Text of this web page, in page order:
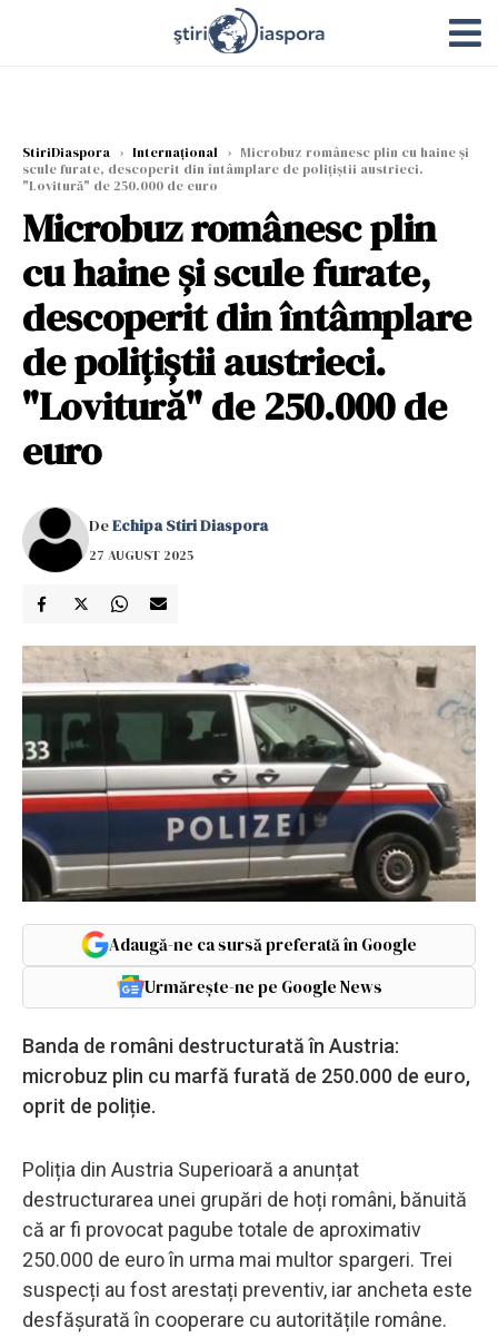
StiriDiaspora › Internațional › Microbuz românesc plin cu haine și
scule furate, descoperit din întâmplare de polițiștii austrieci.
"Lovitură" de 250.000 de euro
Microbuz românesc plin
cu haine și scule furate,
descoperit din întâmplare
de polițiștii austrieci.
"Lovitură" de 250.000 de
euro
DeEchipa Stiri Diaspora
27 AUGUST 2025
Adaugă-ne ca sursă preferată în Google
Urmărește-ne pe Google News
Banda de români destructurată în Austria:
microbuz plin cu marfă furată de 250.000 de euro,
oprit de poliție.
Poliția din Austria Superioară a anunțat
destructurarea unei grupări de hoți români, bănuită
că ar fi provocat pagube totale de aproximativ
250.000 de euro în urma mai multor spargeri. Trei
suspecți au fost arestați preventiv, iar ancheta este
desfășurată în cooperare cu autoritățile române.